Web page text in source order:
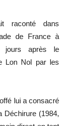
raconté dans
de France à
jours après le
Lon Nol par les
lui a consacré
Déchirure (1984,